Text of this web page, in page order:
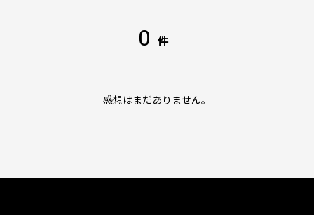
0 件
感想はまだありません。